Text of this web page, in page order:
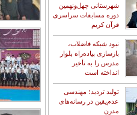
شهرستانی چهل‌ونهمین
دوره مسابقات سراسری
قرآن کریم
نبود شبکه فاضلاب،
بازسازی پیاده‌راه بلوار
مدرس را به تأخیر
انداخته است
تولید تردید؛ مهندسی
عدم‌یقین در رسانه‌های
مدرن